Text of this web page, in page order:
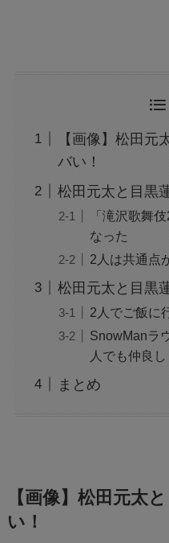
【画像】松田元
バい！
松田元太と目黒
「滝沢歌舞
なった
2人は共通点
松田元太と目黒
2人でご飯に
SnowManラ
人でも仲良し
まとめ
【画像】松田元太
い！